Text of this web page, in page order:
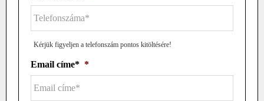
Kérjük figyeljen a telefonszám pontos kitöltésére!
Email címe* *